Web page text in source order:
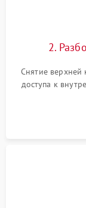
2.
Снятие
доступа к
Обеспечение